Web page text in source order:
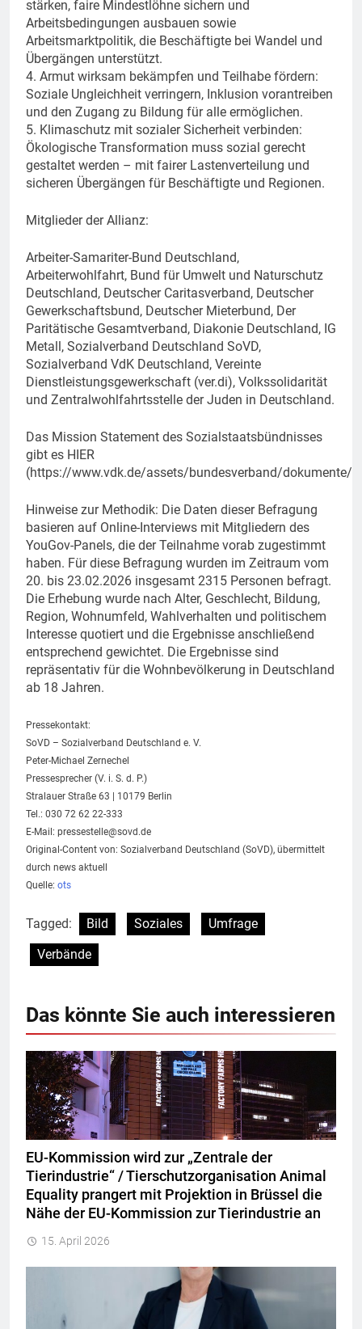
stärken, faire Mindestlöhne sichern und
Arbeitsbedingungen ausbauen sowie
Arbeitsmarktpolitik, die Beschäftigte bei Wandel und
Übergängen unterstützt.
4. Armut wirksam bekämpfen und Teilhabe fördern:
Soziale Ungleichheit verringern, Inklusion vorantreiben
und den Zugang zu Bildung für alle ermöglichen.
5. Klimaschutz mit sozialer Sicherheit verbinden:
Ökologische Transformation muss sozial gerecht
gestaltet werden – mit fairer Lastenverteilung und
sicheren Übergängen für Beschäftigte und Regionen.
Mitglieder der Allianz:
Arbeiter-Samariter-Bund Deutschland,
Arbeiterwohlfahrt, Bund für Umwelt und Naturschutz
Deutschland, Deutscher Caritasverband, Deutscher
Gewerkschaftsbund, Deutscher Mieterbund, Der
Paritätische Gesamtverband, Diakonie Deutschland, IG
Metall, Sozialverband Deutschland SoVD,
Sozialverband VdK Deutschland, Vereinte
Dienstleistungsgewerkschaft (ver.di), Volkssolidarität
und Zentralwohlfahrtsstelle der Juden in Deutschland.
Das Mission Statement des Sozialstaatsbündnisses
gibt es HIER
(https://www.vdk.de/assets/bundesverband/dokumente/
Hinweise zur Methodik: Die Daten dieser Befragung
basieren auf Online-Interviews mit Mitgliedern des
YouGov-Panels, die der Teilnahme vorab zugestimmt
haben. Für diese Befragung wurden im Zeitraum vom
20. bis 23.02.2026 insgesamt 2315 Personen befragt.
Die Erhebung wurde nach Alter, Geschlecht, Bildung,
Region, Wohnumfeld, Wahlverhalten und politischem
Interesse quotiert und die Ergebnisse anschließend
entsprechend gewichtet. Die Ergebnisse sind
repräsentativ für die Wohnbevölkerung in Deutschland
ab 18 Jahren.
Pressekontakt:
SoVD – Sozialverband Deutschland e. V.
Peter-Michael Zernechel
Pressesprecher (V. i. S. d. P.)
Stralauer Straße 63 | 10179 Berlin
Tel.: 030 72 62 22-333
E-Mail: pressestelle@sovd.de
Original-Content von: Sozialverband Deutschland (SoVD), übermittelt
durch news aktuell
Quelle: ots
Tagged: Bild Soziales
Umfrage
Verbände
Das könnte Sie auch interessieren
EU-Kommission wird zur „Zentrale der
Tierindustrie“ / Tierschutzorganisation Animal
Equality prangert mit Projektion in Brüssel die
Nähe der EU-Kommission zur Tierindustrie an
15. April 2026